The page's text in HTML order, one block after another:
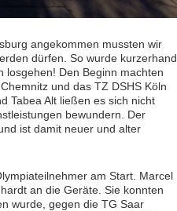
angekommen mussten wir
dürfen. So wurde kurzerhand
losgehen! Den Beginn machten
und das TZ DSHS Köln
Tabea Alt ließen es sich nicht
bewundern. Der
ist damit neuer und alter
am Start. Marcel
an die Geräte. Sie konnten
wurde, gegen die TG Saar